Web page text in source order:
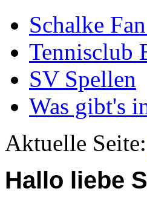
Schalke
Tennisclub
SV Spellen
Was gibt's
Aktuelle Seite:
Hallo liebe